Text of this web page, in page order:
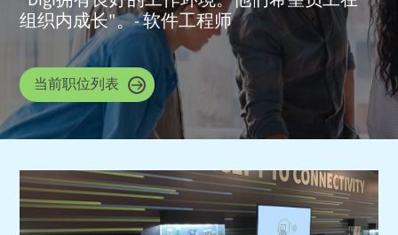
组织内成长"。- 软件工程师
当前职位列表